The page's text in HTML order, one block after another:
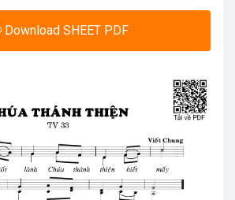
Download SHEET PDF